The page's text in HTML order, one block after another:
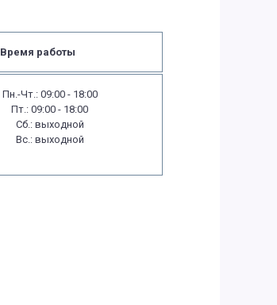
Время работы
Пн.-Чт.: 09:00 - 18:00
Пт.: 09:00 - 18:00
Сб.: выходной
Вс.: выходной